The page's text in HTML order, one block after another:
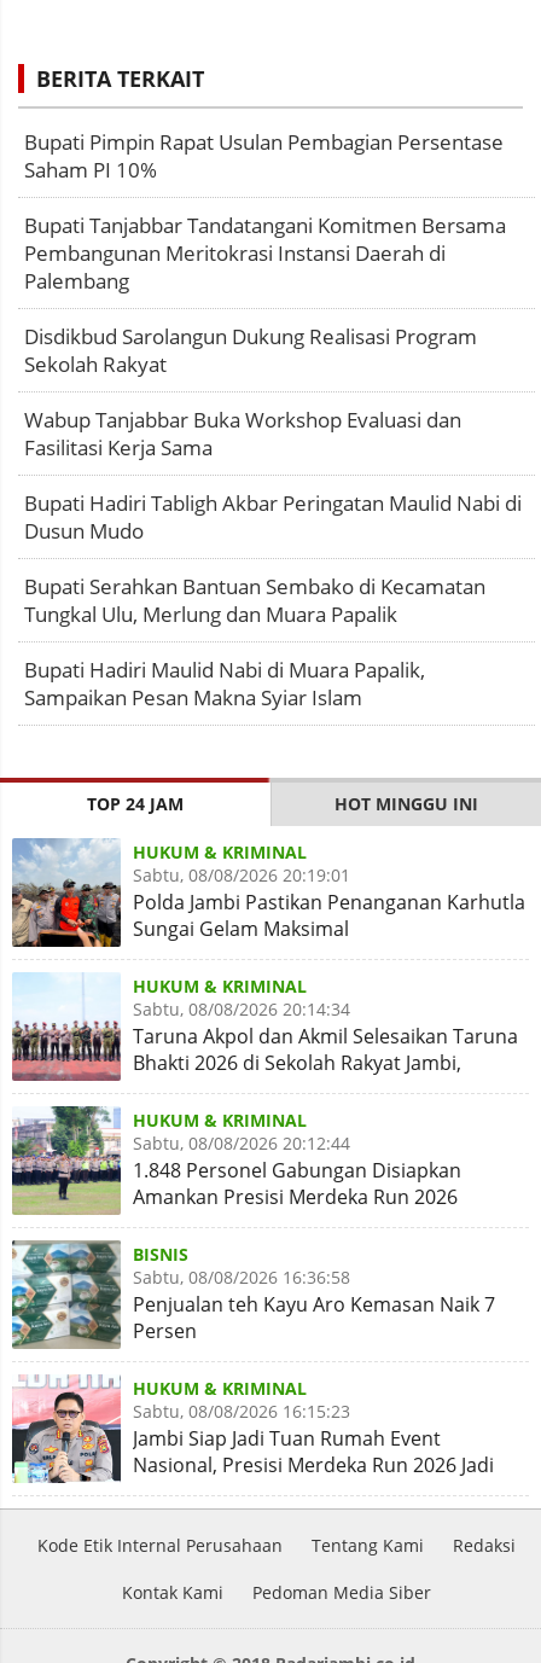
BERITA TERKAIT
Bupati Pimpin Rapat Usulan Pembagian Persentase
Saham PI 10%
Bupati Tanjabbar Tandatangani Komitmen Bersama
Pembangunan Meritokrasi Instansi Daerah di
Palembang
Disdikbud Sarolangun Dukung Realisasi Program
Sekolah Rakyat
Wabup Tanjabbar Buka Workshop Evaluasi dan
Fasilitasi Kerja Sama
Bupati Hadiri Tabligh Akbar Peringatan Maulid Nabi di
Dusun Mudo
Bupati Serahkan Bantuan Sembako di Kecamatan
Tungkal Ulu, Merlung dan Muara Papalik
Bupati Hadiri Maulid Nabi di Muara Papalik,
Sampaikan Pesan Makna Syiar Islam
TOP 24 JAM HOT MINGGU INI
HUKUM & KRIMINAL
Sabtu, 08/08/2026 20:19:01
Polda Jambi Pastikan Penanganan Karhutla
Sungai Gelam Maksimal
HUKUM & KRIMINAL
Sabtu, 08/08/2026 20:14:34
Taruna Akpol dan Akmil Selesaikan Taruna
Bhakti 2026 di Sekolah Rakyat Jambi,
Kegiatan Aman Lancar
HUKUM & KRIMINAL
Sabtu, 08/08/2026 20:12:44
1.848 Personel Gabungan Disiapkan
Amankan Presisi Merdeka Run 2026
BISNIS
Sabtu, 08/08/2026 16:36:58
Penjualan teh Kayu Aro Kemasan Naik 7
Persen
HUKUM & KRIMINAL
Sabtu, 08/08/2026 16:15:23
Jambi Siap Jadi Tuan Rumah Event
Nasional, Presisi Merdeka Run 2026 Jadi
Momentum Pembuktian
Kode Etik Internal Perusahaan Tentang Kami Redaksi
Kontak Kami Pedoman Media Siber